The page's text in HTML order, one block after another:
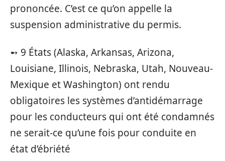
prononcée. C’est ce qu’on appelle la
suspension administrative du permis.
➻ 9 États (Alaska, Arkansas, Arizona,
Louisiane, Illinois, Nebraska, Utah, Nouveau-
Mexique et Washington) ont rendu
obligatoires les systèmes d’antidémarrage
pour les conducteurs qui ont été condamnés
ne serait-ce qu’une fois pour conduite en
état d’ébriété